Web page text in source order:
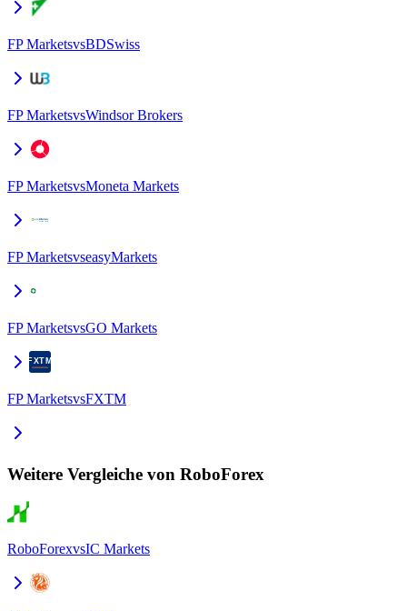
FP MarketsvsBDSwiss
FP MarketsvsWindsor Brokers
FP MarketsvsMoneta Markets
FP MarketsvseasyMarkets
FP MarketsvsGO Markets
FP MarketsvsFXTM
Weitere Vergleiche von RoboForex
RoboForexvsIC Markets